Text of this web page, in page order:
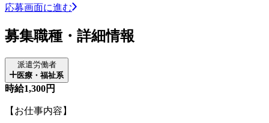
応募画面に進む
募集職種・詳細情報
派遣労働者
医療・福祉系
時給1,300円
【お仕事内容】